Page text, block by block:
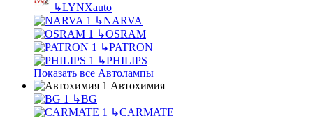
↳LYNXauto
↳NARVA
↳OSRAM
↳PATRON
↳PHILIPS
Показать все Автолампы
Автохимия
↳BG
↳CARMATE